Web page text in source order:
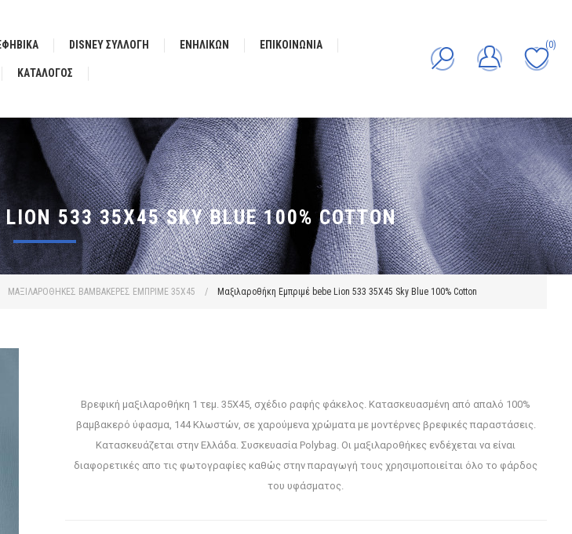
DISNEY ΣΥΛΛΟΓΗ ΕΝΗΛΙΚΩΝ ΕΠΙΚΟΙΝΩΝΊΑ
ΚΑΤΆΛΟΓΟΣ
(0)
ΜΑΞΙΛΑΡΟΘΗΚΕΣ ΒΑΜΒΑΚΕΡΕΣ ΕΜΠΡΙΜΕ 35X45 / Μαξιλαροθήκη Εμπριμέ bebe Lion 533 35X45 Sky Blue 100% Cotton
533 35X45 SKY BLUE 100% COTTON
Βρεφική μαξιλαροθήκη 1 τεμ. 35Χ45, σχέδιο ραφής φάκελος. Κατασκευασμένη από απαλό 100%
βαμβακερό ύφασμα, 144 Κλωστών, σε χαρούμενα χρώματα με μοντέρνες βρεφικές παραστάσεις.
Κατασκευάζεται στην Ελλάδα. Συσκευασία Polybag. Οι μαξιλαροθήκες ενδέχεται να είναι
διαφορετικές απο τις φωτογραφίες καθώς στην παραγωγή τους χρησιμοποιείται όλο το φάρδος
του υφάσματος.